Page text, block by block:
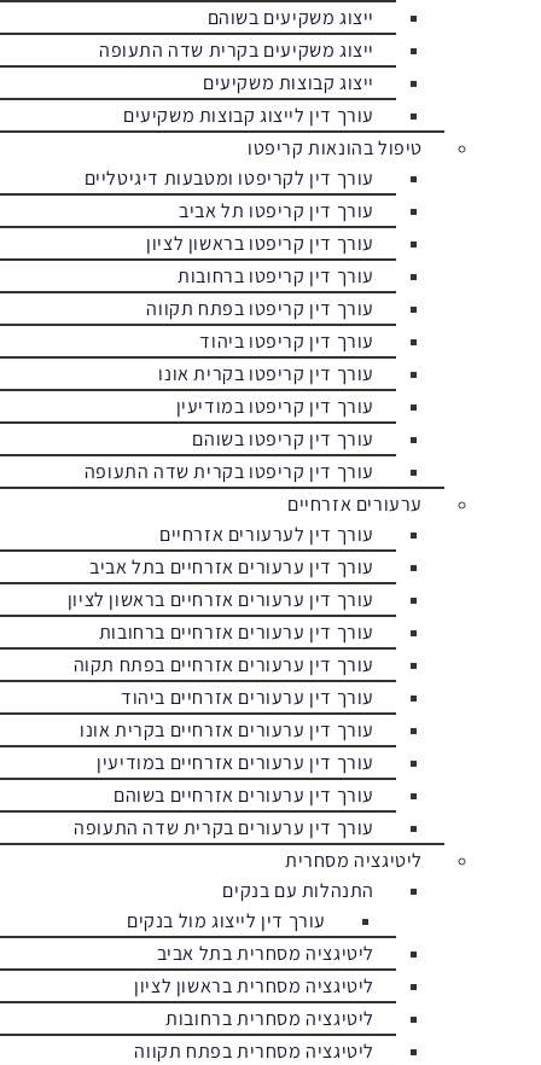
ייצוג משקיעים בשוהם
ייצוג משקיעים בקרית שדה התעופה
ייצוג קבוצות משקיעים
עורך דין לייצוג קבוצות משקיעים
טיפול בהונאות קריפטו
עורך דין לקריפטו ומטבעות דיגיטליים
עורך דין קריפטו תל אביב
עורך דין קריפטו בראשון לציון
עורך דין קריפטו ברחובות
עורך דין קריפטו בפתח תקווה
עורך דין קריפטו ביהוד
עורך דין קריפטו בקרית אונו
עורך דין קריפטו במודיעין
עורך דין קריפטו בשוהם
עורך דין קריפטו בקרית שדה התעופה
ערעורים אזרחיים
עורך דין לערעורים אזרחיים
עורך דין ערעורים אזרחיים בתל אביב
עורך דין ערעורים אזרחיים בראשון לציון
עורך דין ערעורים אזרחיים ברחובות
עורך דין ערעורים אזרחיים בפתח תקוה
עורך דין ערעורים אזרחיים ביהוד
עורך דין ערעורים אזרחיים בקרית אונו
עורך דין ערעורים אזרחיים במודיעין
עורך דין ערעורים אזרחיים בשוהם
עורך דין ערעורים בקרית שדה התעופה
ליטיגציה מסחרית
התנהלות עם בנקים
עורך דין לייצוג מול בנקים
ליטיגציה מסחרית בתל אביב
ליטיגציה מסחרית בראשון לציון
ליטיגציה מסחרית ברחובות
ליטיגציה מסחרית בפתח תקווה